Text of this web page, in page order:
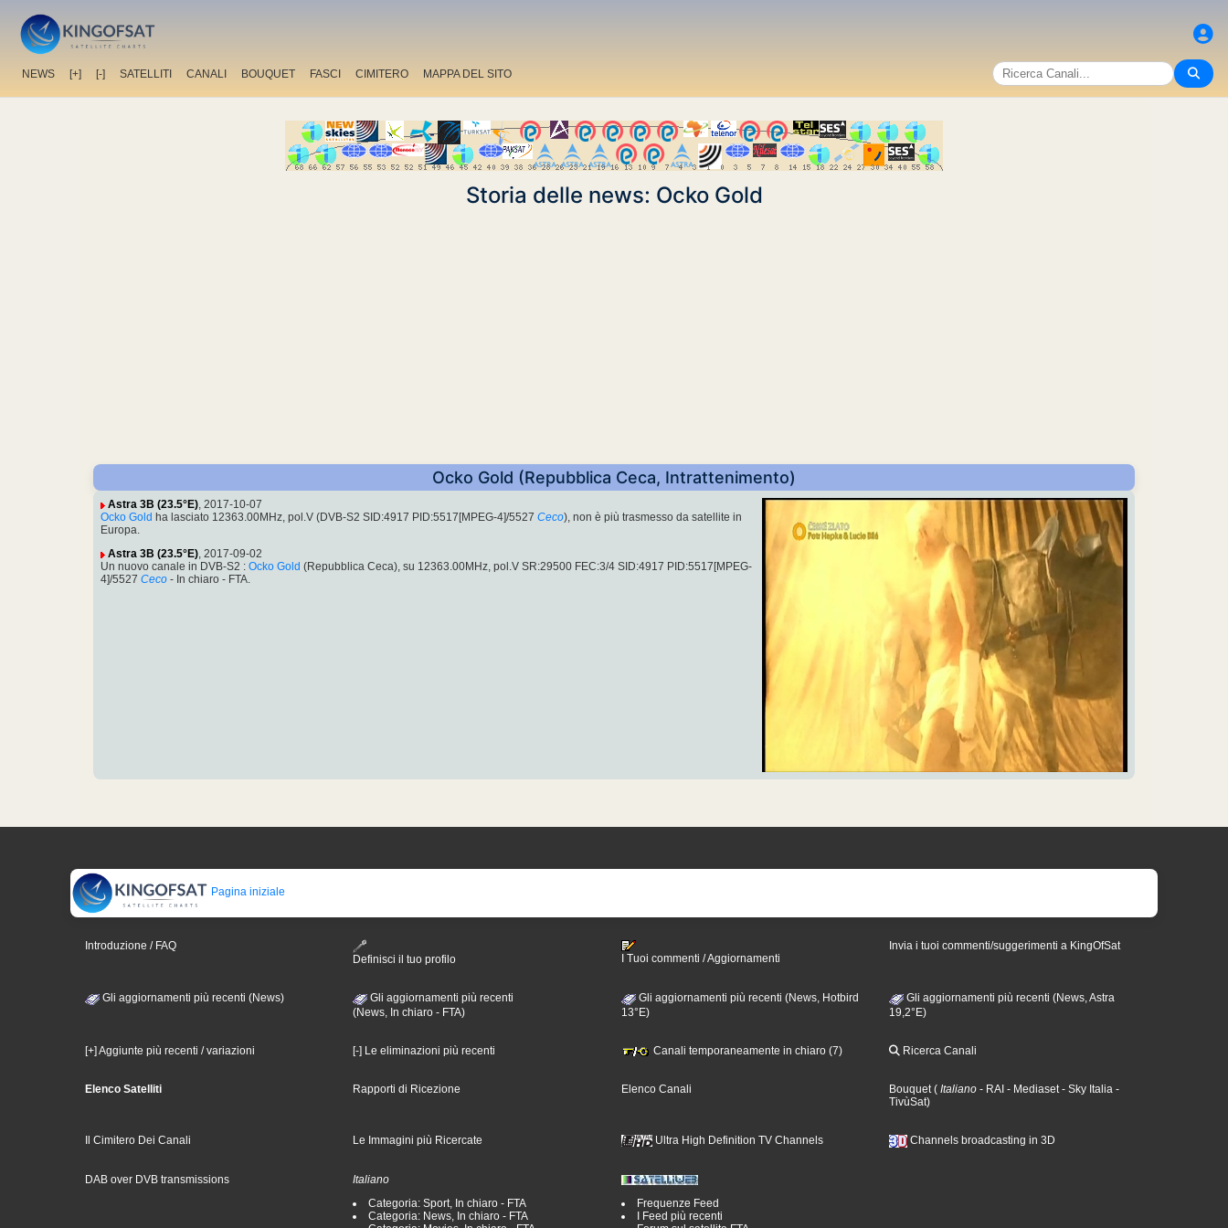
NEWS [+] [-] SATELLITI CANALI BOUQUET FASCI CIMITERO MAPPA DEL SITO
Storia delle news: Ocko Gold
Ocko Gold (Repubblica Ceca, Intrattenimento)
Astra 3B (23.5°E), 2017-10-07
Ocko Gold ha lasciato 12363.00MHz, pol.V (DVB-S2 SID:4917 PID:5517[MPEG-4]/5527 Ceco), non è più trasmesso da satellite in
Europa.
Astra 3B (23.5°E), 2017-09-02
Un nuovo canale in DVB-S2 : Ocko Gold (Repubblica Ceca), su 12363.00MHz, pol.V SR:29500 FEC:3/4 SID:4917 PID:5517[MPEG-
4]/5527 Ceco - In chiaro - FTA.
Pagina iniziale
Introduzione / FAQ
Definisci il tuo profilo
I Tuoi commenti / Aggiornamenti
Invia i tuoi commenti/suggerimenti a KingOfSat
Gli aggiornamenti più recenti (News)
Gli aggiornamenti più recenti
(News, In chiaro - FTA)
Gli aggiornamenti più recenti (News, Hotbird
13°E)
Gli aggiornamenti più recenti (News, Astra
19,2°E)
[+] Aggiunte più recenti / variazioni [-] Le eliminazioni più recenti Canali temporaneamente in chiaro (7) Ricerca Canali
Elenco Satelliti Rapporti di Ricezione Elenco Canali Bouquet( Italiano - RAI - Mediaset- Sky Italia -
TivùSat)
Il Cimitero Dei Canali Le Immagini più Ricercate Ultra High Definition TV Channels Channels broadcasting in 3D
DAB over DVB transmissions
Italiano
Categoria: Sport, In chiaro - FTA
Categoria: News, In chiaro - FTA
Frequenze Feed
I Feed più recenti